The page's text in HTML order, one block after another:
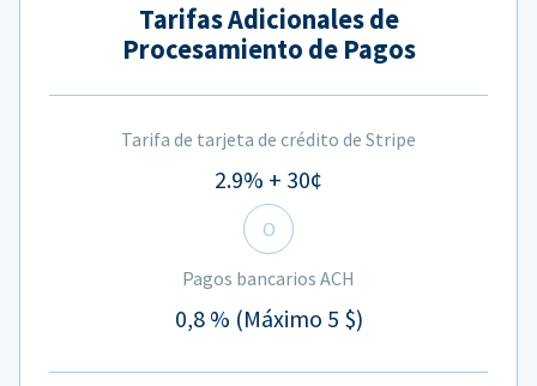
Tarifas Adicionales de
Procesamiento de Pagos
Tarifa de tarjeta de crédito de Stripe
2.9% + 30¢
O
Pagos bancarios ACH
0,8 % (Máximo 5 $)